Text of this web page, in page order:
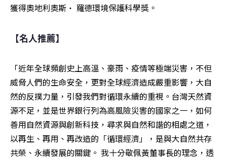
獲得奧地利奧斯· 羅德環境保護科學獎。
【名人推薦】
「近年全球頻創史上高溫、豪雨、疫情等極端災害，不但
威脅人們的生命安全，更對全球經濟造成嚴重影響，大自
然的反撲力量，引發我們對循環永續的重視。台灣天然資
源不足，並是世界銀行列為高風險災害的國家之一，如何
善用自然資源與創新科技，尋求與自然和諧的相處之道，
以再生、再用、再改造的「循環經濟」，是與大自然共存
共榮、永續發展的關鍵。 我十分敬佩黃董事長的理念，透